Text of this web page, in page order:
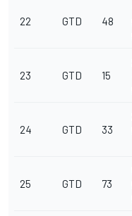
22 GTD 48
23 GTD 15
24 GTD 33
25 GTD 73